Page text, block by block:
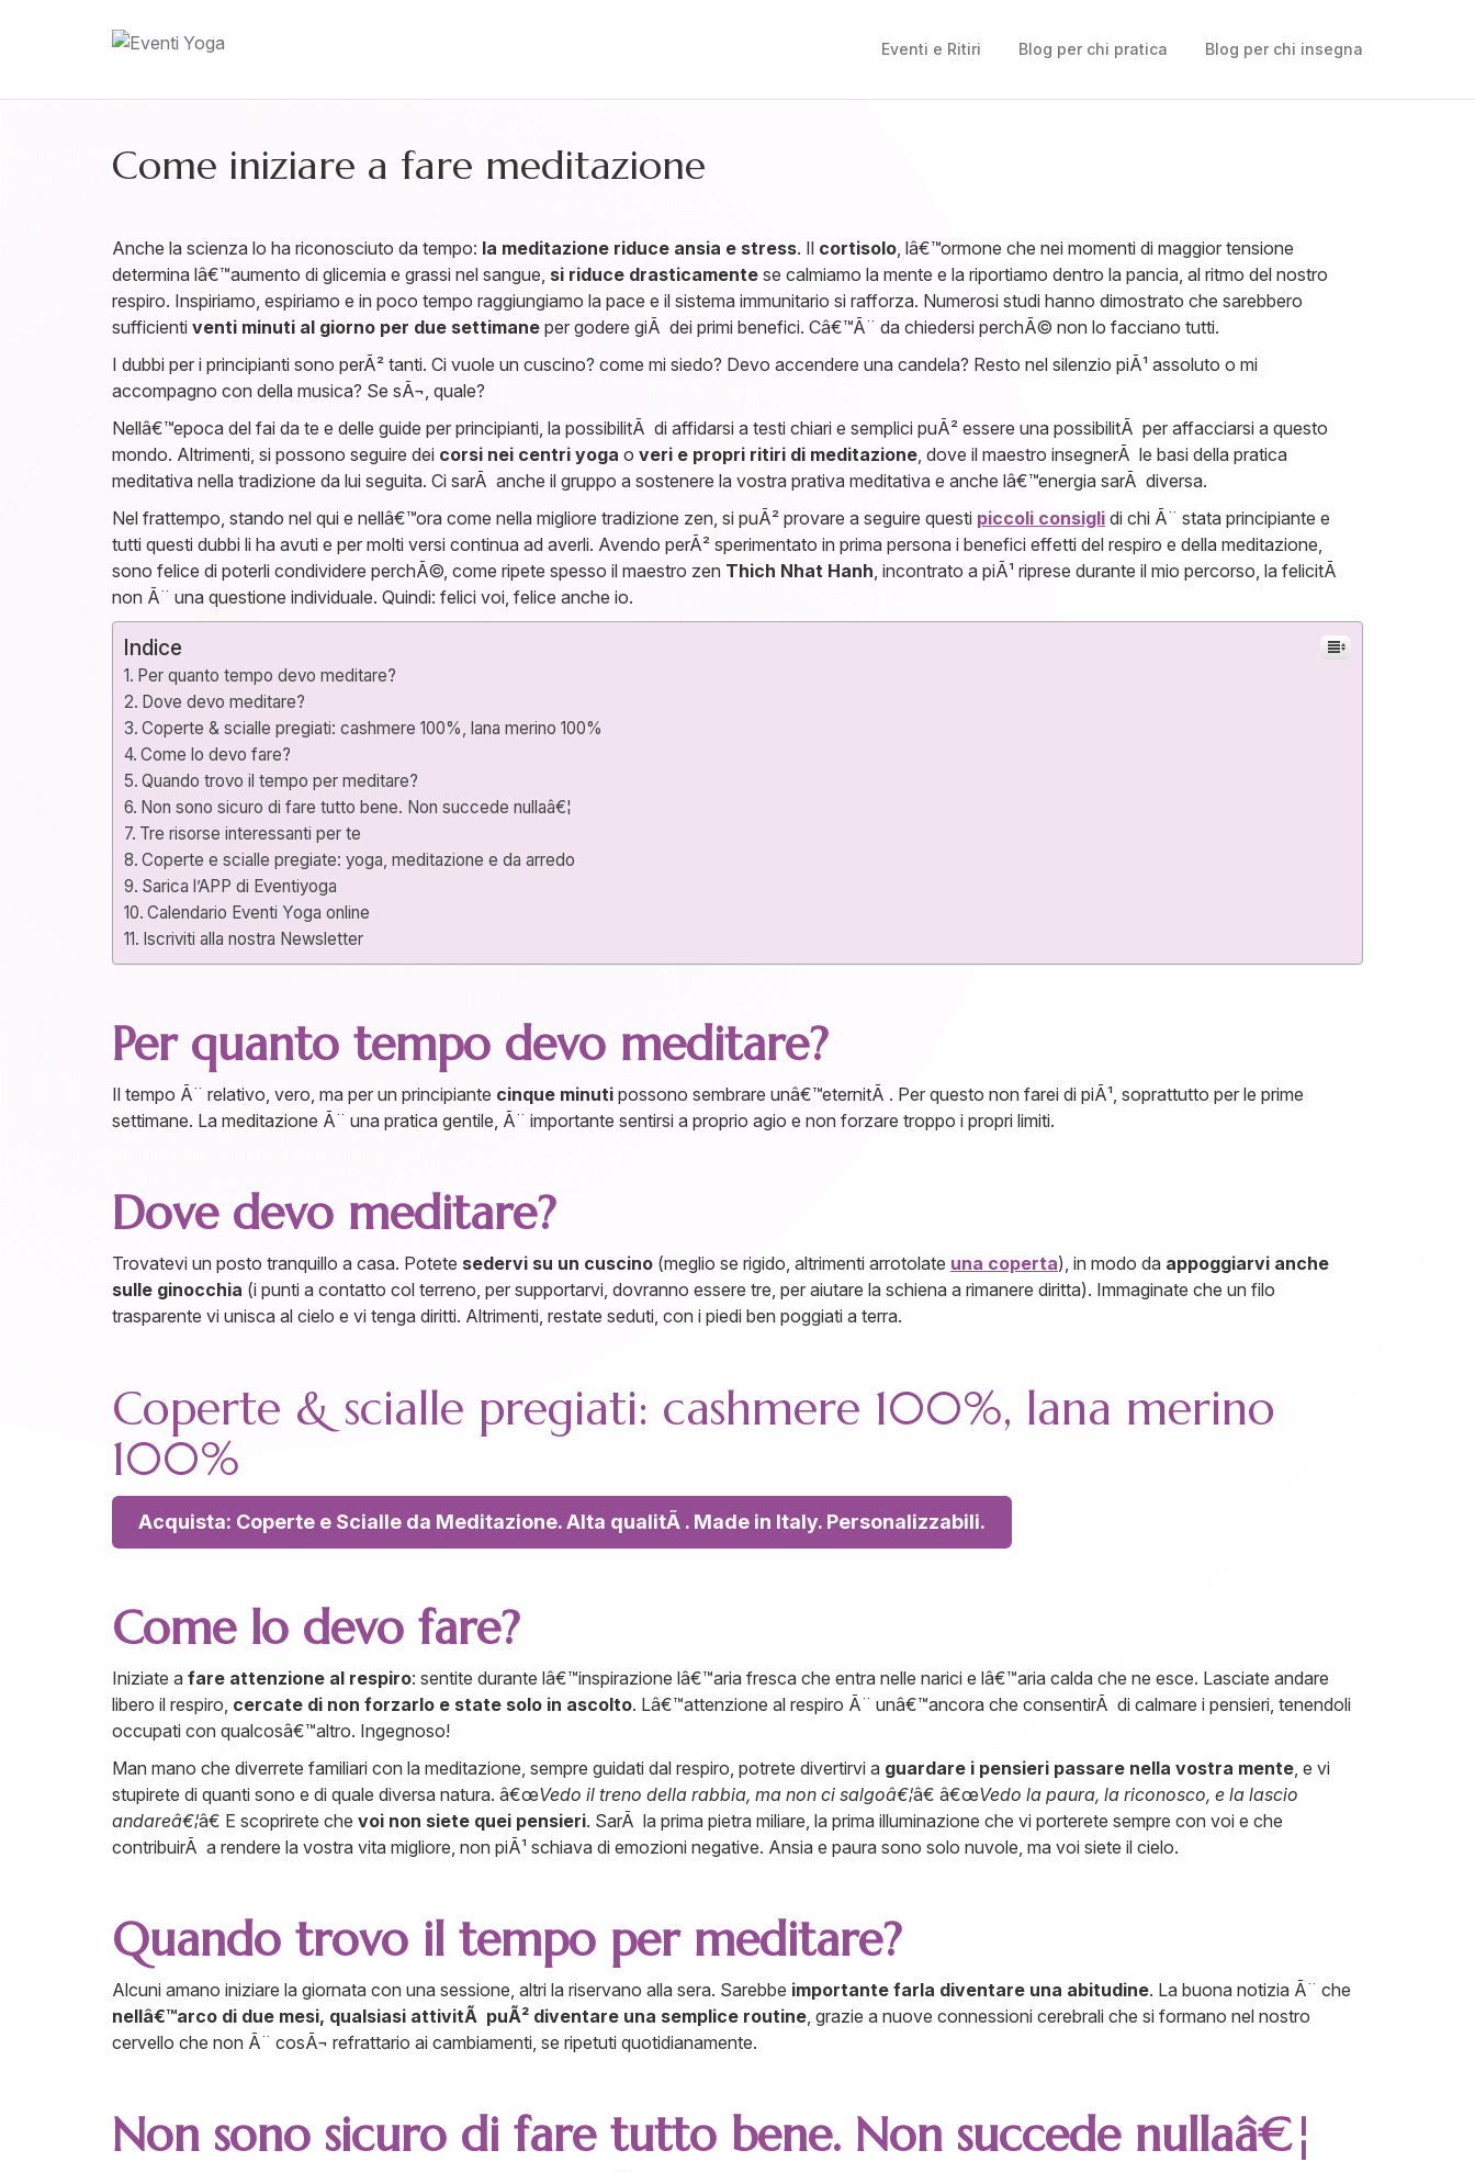
Eventi e Ritiri Blog per chi pratica Blog per chi insegna
Come iniziare a fare meditazione
Anche la scienza lo ha riconosciuto da tempo: la meditazione riduce ansia e stress. Il cortisolo, lâ€™ormone che nei momenti di maggior tensione
determina lâ€™aumento di glicemia e grassi nel sangue, si riduce drasticamente se calmiamo la mente e la riportiamo dentro la pancia, al ritmo del nostro
respiro. Inspiriamo, espiriamo e in poco tempo raggiungiamo la pace e il sistema immunitario si rafforza. Numerosi studi hanno dimostrato che sarebbero
sufficienti venti minuti al giorno per due settimane per godere giÃ dei primi benefici. Câ€™Ã¨ da chiedersi perchÃ© non lo facciano tutti.
I dubbi per i principianti sono perÃ² tanti. Ci vuole un cuscino? come mi siedo? Devo accendere una candela? Resto nel silenzio piÃ¹ assoluto o mi
accompagno con della musica? Se sÃ¬, quale?
Nellâ€™epoca del fai da te e delle guide per principianti, la possibilitÃ di affidarsi a testi chiari e semplici puÃ² essere una possibilitÃ per affacciarsi a questo
mondo. Altrimenti, si possono seguire dei corsi nei centri yoga o veri e propri ritiri di meditazione, dove il maestro insegnerÃ le basi della pratica
meditativa nella tradizione da lui seguita. Ci sarÃ anche il gruppo a sostenere la vostra prativa meditativa e anche lâ€™energia sarÃ diversa.
Nel frattempo, stando nel qui e nellâ€™ora come nella migliore tradizione zen, si puÃ² provare a seguire questi piccoli consigli di chi Ã¨ stata principiante e
tutti questi dubbi li ha avuti e per molti versi continua ad averli. Avendo perÃ² sperimentato in prima persona i benefici effetti del respiro e della meditazione,
sono felice di poterli condividere perchÃ©, come ripete spesso il maestro zen Thich Nhat Hanh, incontrato a piÃ¹ riprese durante il mio percorso, la felicitÃ
non Ã¨ una questione individuale. Quindi: felici voi, felice anche io.
Indice
Per quanto tempo devo meditare?
Dove devo meditare?
Coperte & scialle pregiati: cashmere 100%, lana merino 100%
Come lo devo fare?
Quando trovo il tempo per meditare?
Non sono sicuro di fare tutto bene. Non succede nullaâ€¦
Tre risorse interessanti per te
Coperte e scialle pregiate: yoga, meditazione e da arredo
Sarica l’APP di Eventiyoga
Calendario Eventi Yoga online
Iscriviti alla nostra Newsletter
Per quanto tempo devo meditare?
Il tempo Ã¨ relativo, vero, ma per un principiante cinque minuti possono sembrare unâ€™eternitÃ . Per questo non farei di piÃ¹, soprattutto per le prime
settimane. La meditazione Ã¨ una pratica gentile, Ã¨ importante sentirsi a proprio agio e non forzare troppo i propri limiti.
Dove devo meditare?
Trovatevi un posto tranquillo a casa. Potete sedervi su un cuscino (meglio se rigido, altrimenti arrotolate una coperta), in modo da appoggiarvi anche
sulle ginocchia (i punti a contatto col terreno, per supportarvi, dovranno essere tre, per aiutare la schiena a rimanere diritta). Immaginate che un filo
trasparente vi unisca al cielo e vi tenga diritti. Altrimenti, restate seduti, con i piedi ben poggiati a terra.
Coperte & scialle pregiati: cashmere 100%, lana merino
100%
Acquista: Coperte e Scialle da Meditazione. Alta qualitÃ . Made in Italy. Personalizzabili.
Come lo devo fare?
Iniziate a fare attenzione al respiro: sentite durante lâ€™inspirazione lâ€™aria fresca che entra nelle narici e lâ€™aria calda che ne esce. Lasciate andare
libero il respiro, cercate di non forzarlo e state solo in ascolto. Lâ€™attenzione al respiro Ã¨ unâ€™ancora che consentirÃ di calmare i pensieri, tenendoli
occupati con qualcosâ€™altro. Ingegnoso!
Man mano che diverrete familiari con la meditazione, sempre guidati dal respiro, potrete divertirvi a guardare i pensieri passare nella vostra mente, e vi
stupirete di quanti sono e di quale diversa natura. â€œVedo il treno della rabbia, ma non ci salgoâ€¦â€ â€œVedo la paura, la riconosco, e la lascio
andareâ€¦â€ E scoprirete che voi non siete quei pensieri. SarÃ la prima pietra miliare, la prima illuminazione che vi porterete sempre con voi e che
contribuirÃ a rendere la vostra vita migliore, non piÃ¹ schiava di emozioni negative. Ansia e paura sono solo nuvole, ma voi siete il cielo.
Quando trovo il tempo per meditare?
Alcuni amano iniziare la giornata con una sessione, altri la riservano alla sera. Sarebbe importante farla diventare una abitudine. La buona notizia Ã¨ che
nellâ€™arco di due mesi, qualsiasi attivitÃ puÃ² diventare una semplice routine, grazie a nuove connessioni cerebrali che si formano nel nostro
cervello che non Ã¨ cosÃ¬ refrattario ai cambiamenti, se ripetuti quotidianamente.
Non sono sicuro di fare tutto bene. Non succede nullaâ€¦